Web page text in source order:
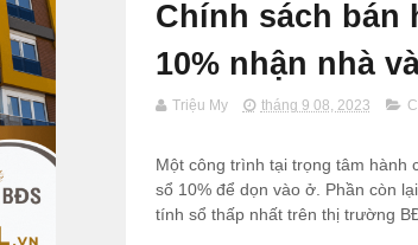
40 Trần Phú, thành phố Nha
Chính sách bán
10% nhận nhà
Triệu My tháng 9 08, 2023
Một công trình tại trọng tâm hành
sổ 10% để dọn vào ở. Phần còn
tính sổ thấp nhất trên thị trường